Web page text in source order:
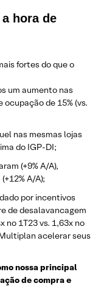
hora de
fortes do que o
um aumento nas
ocupação de 15% (vs.
nas mesmas lojas
do IGP-DI;
(+9% A/A),
A/A);
por incentivos
de desalavancagem
no 1T23 vs. 1,63x no
acelerar seus
nossa principal
de compra e